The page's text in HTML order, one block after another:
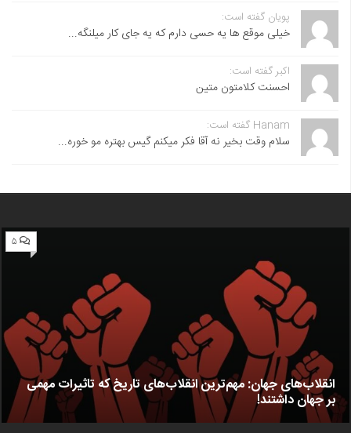
پویان گفته است:
خیلی موقع ها یه حسی دارم که یه جای کار میلنگه...
اکبر گفته است:
احسنت ‌کلامتون متین
Hanam گفته است:
سلام وقت بخیر نه آقا فکر میکنم گیس بهتره مو خوره...
۵
انقلاب‌های جهان: مهم‌ترین انقلاب‌های تاریخ که تاثیرات مهمی
بر جهان داشتند!